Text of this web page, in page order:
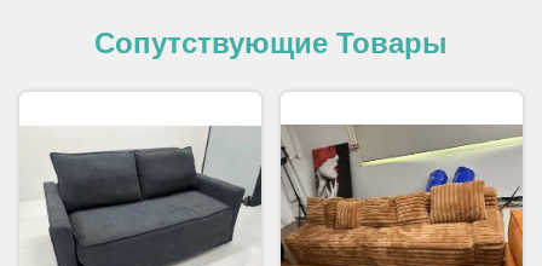
Сопутствующие Товары